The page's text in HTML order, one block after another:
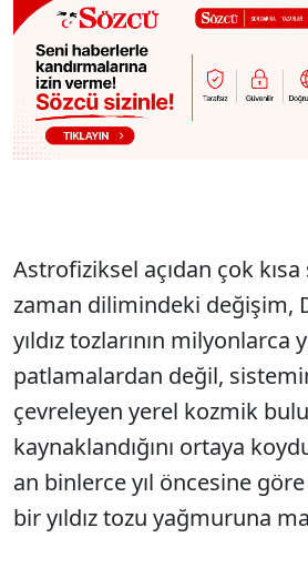
Astrofiziksel açıdan çok
zaman dilimindeki değişim,
yıldız tozlarının milyonlarca
patlamalardan değil,
çevreleyen yerel kozmik
kaynaklandığını ortaya
an binlerce yıl öncesine
bir yıldız tozu yağmuruna